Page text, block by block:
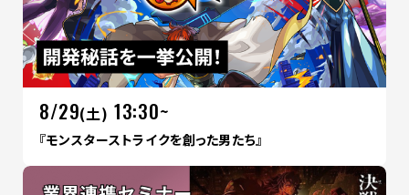
8/29(土) 13:30~
『モンスターストライクを創った男たち』